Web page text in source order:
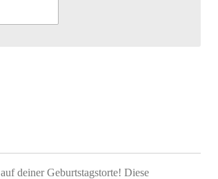
auf deiner Geburtstagstorte! Diese